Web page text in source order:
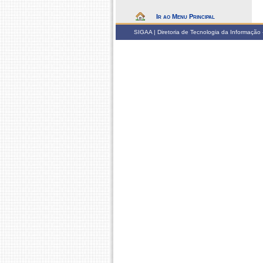
Ir ao Menu Principal
SIGAA | Diretoria de Tecnologia da